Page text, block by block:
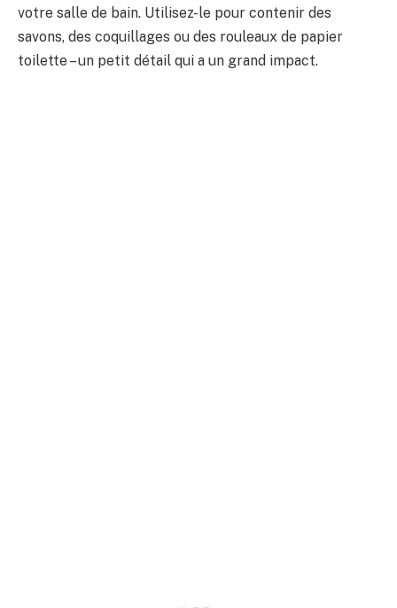
votre salle de bain. Utilisez-le pour contenir des
savons, des coquillages ou des rouleaux de papier
toilette – un petit détail qui a un grand impact.